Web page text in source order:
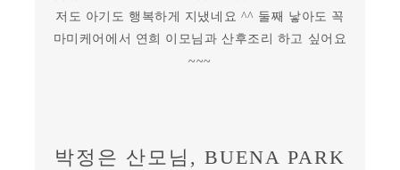
저도 아기도 행복하게 지냈네요 ^^ 둘째 낳아도 꼭
마미케어에서 연희 이모님과 산후조리 하고 싶어요
~~~
박정은 산모님, BUENA PARK